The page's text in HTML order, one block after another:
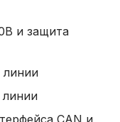
и защита
линии